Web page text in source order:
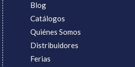
Blog
Catálogos
Quiénes Somos
Distribuidores
Ferias